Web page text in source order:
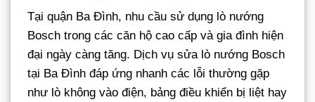
Tại quận Ba Đình, nhu cầu sử dụng lò nướng
Bosch trong các căn hộ cao cấp và gia đình hiện
đại ngày càng tăng. Dịch vụ sửa lò nướng Bosch
tại Ba Đình đáp ứng nhanh các lỗi thường gặp
như lò không vào điện, bảng điều khiển bị liệt hay